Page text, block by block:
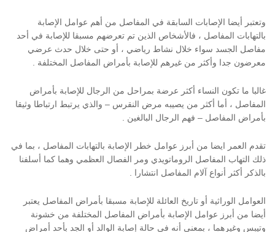
وتعتبر أيضا الإصابات السابقة في المفاصل من أهم عوامل الإصابة
بالتهابات المفاصل ، فالأشخاص الذين تم تعرضهم مسبقا للإصابة في أحد
مفاصل الجسد سواء خلال نشاط رياضي ، أو حتى خلال حدث عرضي
معرضون جدا وأكثر من غيرهم للإصابة بأمراض المفاصل المختلفة .
غالبا ما تكون النساء أكثر عرضة بمراحل من الرجال للإصابة بأمراض
المفاصل ، أما أكثر من يصيبه مرض النقرس – والذي يرتبط ارتباطا وثيقا
بأمراض المفاصل – فهم الرجال البالغين .
تقدم العمر ايضا من أبرز عوامل خطر الإصابة بالتهابات المفاصل ، بما في
ذلك التهاب المفاصل الروماتويدي ومر الفصال العظمي وهما كما أسلفنا
بالذكر أكثر أنواع آلام المفاصل انتشارا .
العوامل الوراثية أو تاريخ العائلة للإصابة مسبقا بأمراض المفاصل يعتبر
أيضا من أبرز عوامل الإصابة بأمراض المفاصل المختلفة من خشونة
وتيبس وغيرهما ، بمعنى أنه في حالة إصابة الوالد أو الجد بأحد أمراض